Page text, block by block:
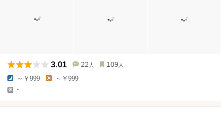
3.01 22 人 109 人
～￥999 ～￥999
-